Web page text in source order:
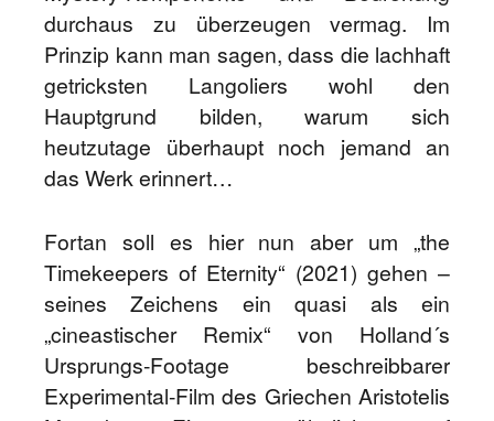
durchaus zu überzeugen vermag. Im
Prinzip kann man sagen, dass die lachhaft
getricksten Langoliers wohl den
Hauptgrund bilden, warum sich
heutzutage überhaupt noch jemand an
das Werk erinnert…
Fortan soll es hier nun aber um „the
Timekeepers of Eternity“ (2021) gehen –
seines Zeichens ein quasi als ein
„cineastischer Remix“ von Holland´s
Ursprungs-Footage beschreibbarer
Experimental-Film des Griechen Aristotelis